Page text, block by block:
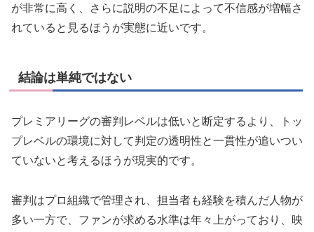
が非常に高く、さらに説明の不足によって不信感が増幅さ
れていると見るほうが実態に近いです。
結論は単純ではない
プレミアリーグの審判レベルは低いと断定するより、トッ
プレベルの環境に対して判定の透明性と一貫性が追いつい
ていないと考えるほうが現実的です。
審判はプロ組織で管理され、担当者も経験を積んだ人物が
多い一方で、ファンが求める水準は年々上がっており、映